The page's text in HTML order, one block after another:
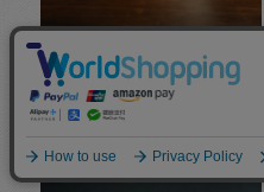
（2024年8月） 【1点もの】
竹内 礼 どうぶつさんシリー
ズ大鉢 （T9-1）